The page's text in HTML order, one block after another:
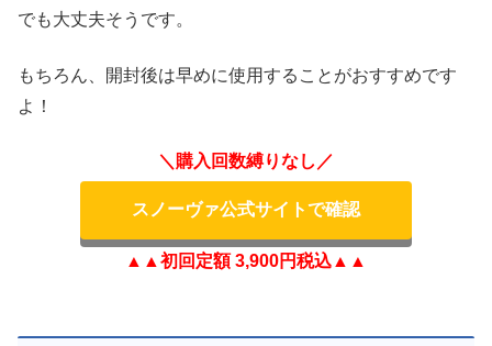
でも大丈夫そうです。
もちろん、開封後は早めに使用することがおすすめです
よ！
＼購入回数縛りなし／
スノーヴァ公式サイトで確認
▲▲初回定額 3,900円税込▲▲